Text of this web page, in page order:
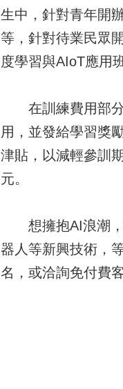
生中，針對青年開
等，針對待業民眾
度學習與AIoT應用
在訓練費用部分
用，並發給學習獎
津貼，以減輕參訓
元。
想擁抱AI浪潮，
器人等新興技術，
名，或洽詢免付費